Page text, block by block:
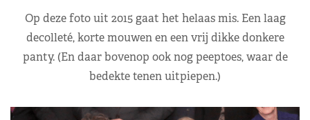
Op deze foto uit 2015 gaat het helaas mis. Een laag
decolleté, korte mouwen en een vrij dikke donkere
panty. (En daar bovenop ook nog peeptoes, waar de
bedekte tenen uitpiepen.)